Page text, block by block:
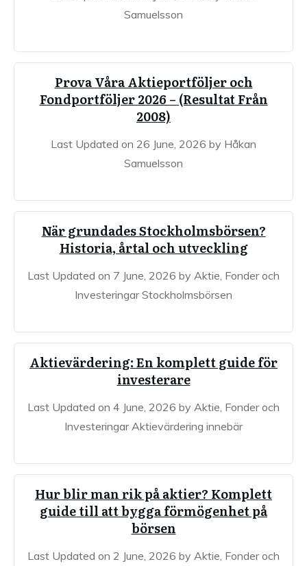
Samuelsson
Prova Våra Aktieportföljer och
Fondportföljer 2026 – (Resultat Från
2008)
Last Updated on 26 June, 2026 by Håkan
Samuelsson
När grundades Stockholmsbörsen?
Historia, årtal och utveckling
Last Updated on 7 June, 2026 by Aktie, Fonder och
Investeringar Stockholmsbörsen
Aktievärdering: En komplett guide för
investerare
Last Updated on 4 June, 2026 by Aktie, Fonder och
Investeringar Aktievärdering innebär
Hur blir man rik på aktier? Komplett
guide till att bygga förmögenhet på
börsen
Last Updated on 2 June, 2026 by Aktie, Fonder och